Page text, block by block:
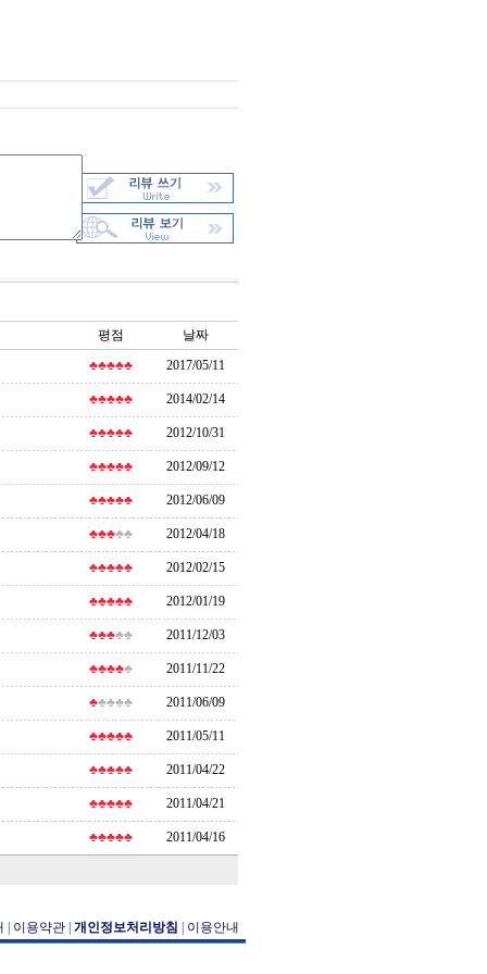
평점
날짜
♣♣♣♣♣ 2017/05/11
♣♣♣♣♣ 2014/02/14
♣♣♣♣♣ 2012/10/31
♣♣♣♣♣ 2012/09/12
♣♣♣♣♣ 2012/06/09
♣♣♣♣♣ 2012/04/18
♣♣♣♣♣ 2012/02/15
♣♣♣♣♣ 2012/01/19
♣♣♣♣♣ 2011/12/03
♣♣♣♣♣ 2011/11/22
♣♣♣♣♣ 2011/06/09
♣♣♣♣♣ 2011/05/11
♣♣♣♣♣ 2011/04/22
♣♣♣♣♣ 2011/04/21
♣♣♣♣♣ 2011/04/16
이용약관 개인정보처리방침 이용안내